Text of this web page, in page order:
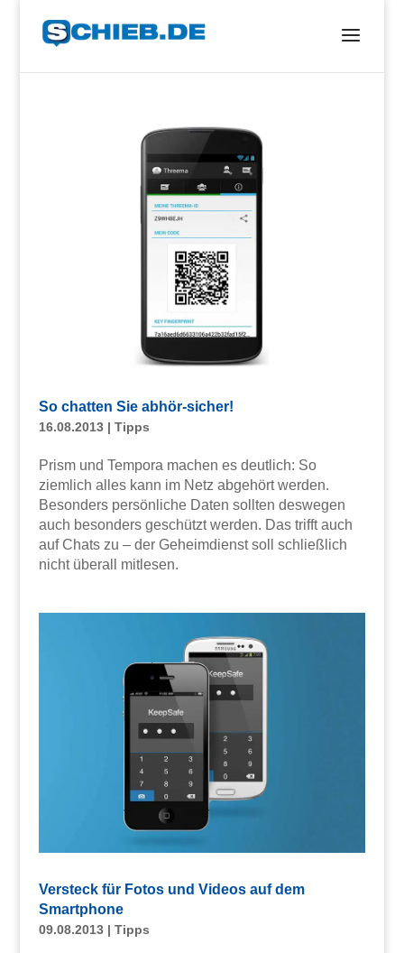
So chatten Sie abhör-sicher!
16.08.2013| Tipps
Prism und Tempora machen es deutlich: So
ziemlich alles kann im Netz abgehört werden.
Besonders persönliche Daten sollten deswegen
auch besonders geschützt werden. Das trifft auch
auf Chats zu – der Geheimdienst soll schließlich
nicht überall mitlesen.
Versteck für Fotos und Videos auf dem
Smartphone
09.08.2013| Tipps